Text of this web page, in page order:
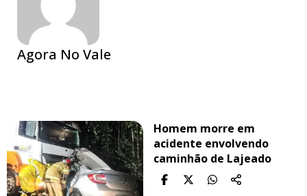
Agora No Vale
Homem morre em
acidente envolvendo
caminhão de Lajeado